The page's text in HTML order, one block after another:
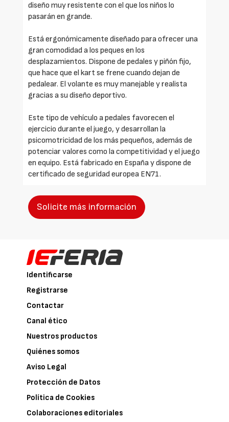
diseño muy resistente con el que los niños lo
pasarán en grande.
Está ergonómicamente diseñado para ofrecer una
gran comodidad a los peques en los
desplazamientos. Dispone de pedales y piñón fijo,
que hace que el kart se frene cuando dejan de
pedalear. El volante es muy manejable y realista
gracias a su diseño deportivo.
Este tipo de vehículo a pedales favorecen el
ejercicio durante el juego, y desarrollan la
psicomotricidad de los más pequeños, además de
potenciar valores como la competitividad y el juego
en equipo. Está fabricado en España y dispone de
certificado de seguridad europea EN71.
Solicite más información
Identificarse
Registrarse
Contactar
Canal ético
Nuestros productos
Quiénes somos
Aviso Legal
Protección de Datos
Política de Cookies
Colaboraciones editoriales